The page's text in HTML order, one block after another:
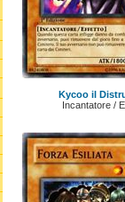
Kycoo il
Incantatore /